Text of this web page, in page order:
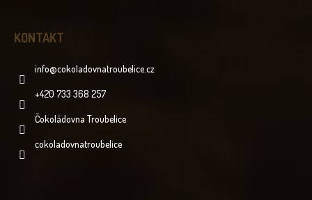
KONTAKT
info@cokoladovnatroubelice.cz
+420 733 368 257
Čokoládovna Troubelice
cokoladovnatroubelice